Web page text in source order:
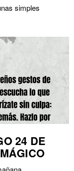
simples
24 DE